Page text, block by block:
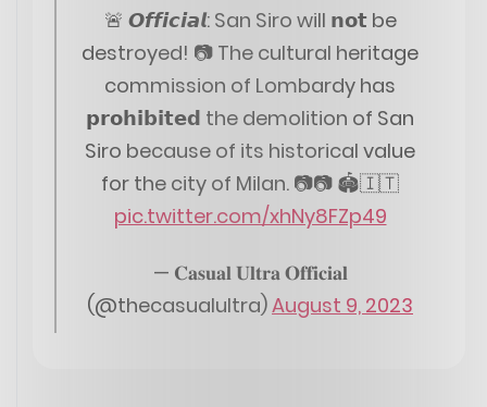
🚨 𝙊𝙛𝙛𝙞𝙘𝙞𝙖𝙡: San Siro will 𝗻𝗼𝘁 be
destroyed! 📷 The cultural heritage
commission of Lombardy has
𝗽𝗿𝗼𝗵𝗶𝗯𝗶𝘁𝗲𝗱 the demolition of San
Siro because of its historical value
for the city of Milan. 📷📷 🏟️🇮🇹
pic.twitter.com/xhNy8FZp49
— 𝐂𝐚𝐬𝐮𝐚𝐥 𝐔𝐥𝐭𝐫𝐚 𝐎𝐟𝐟𝐢𝐜𝐢𝐚𝐥
(@thecasualultra)August 9, 2023